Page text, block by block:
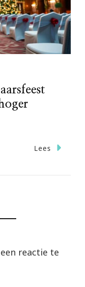
Lees
reactie te